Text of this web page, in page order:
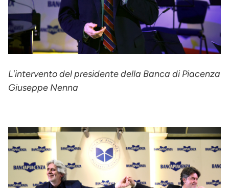
L'intervento del presidente della Banca di Piacenza
Giuseppe Nenna